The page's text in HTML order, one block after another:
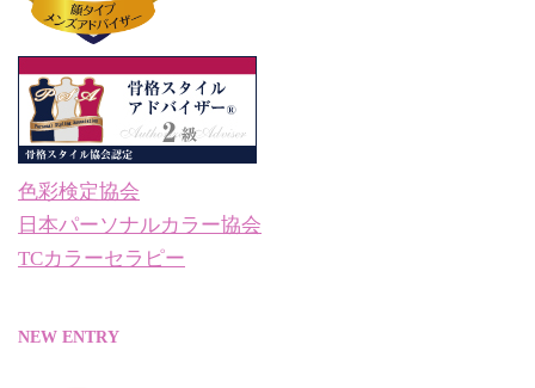
色彩検定協会
日本パーソナルカラー協会
TCカラーセラピー
NEW ENTRY